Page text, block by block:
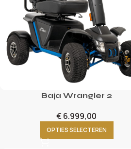
Baja Wrangler 2
€ 6.999,00
OPTIES SELECTEREN